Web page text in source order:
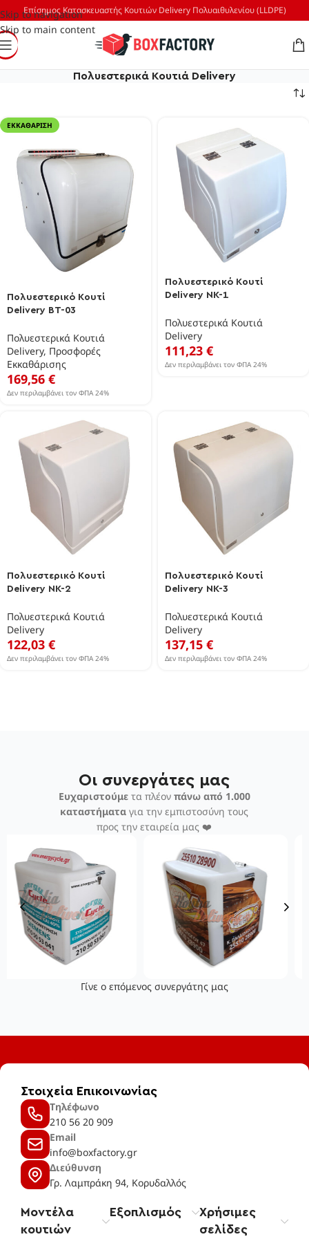
Skip to navigation
Skip to main content
Επίσημος Κατασκευαστής Κουτιών Delivery Πολυαιθυλενίου (LLDPE)
Πολυεστερικά Κουτιά Delivery
ΕΚΚΑΘΆΡΙΣΗ
Πολυεστερικό Κουτί
Delivery BT-03
Πολυεστερικά Κουτιά
Delivery, Προσφορές
Εκκαθάρισης
169,56 €
Δεν περιλαμβάνει τον ΦΠΑ 24%
Πολυεστερικό Κουτί
Delivery NK-1
Πολυεστερικά Κουτιά
Delivery
111,23 €
Δεν περιλαμβάνει τον ΦΠΑ 24%
Πολυεστερικό Κουτί
Delivery NK-2
Πολυεστερικά Κουτιά
Delivery
122,03 €
Δεν περιλαμβάνει τον ΦΠΑ 24%
Πολυεστερικό Κουτί
Delivery NK-3
Πολυεστερικά Κουτιά
Delivery
137,15 €
Δεν περιλαμβάνει τον ΦΠΑ 24%
Οι συνεργάτες μας
Ευχαριστούμετα πλέον πάνω από 1.000
καταστήματα για την εμπιστοσύνη τους
προς την εταιρεία μας ❤️
Γίνε ο επόμενος συνεργάτης μας
Στοιχεία Επικοινωνίας
Τηλέφωνο
210 56 20 909
Email
info@boxfactory.gr
Διεύθυνση
Γρ. Λαμπράκη 94, Κορυδαλλός
Μοντέλα
κουτιών
Εξοπλισμός
Χρήσιμες
σελίδες